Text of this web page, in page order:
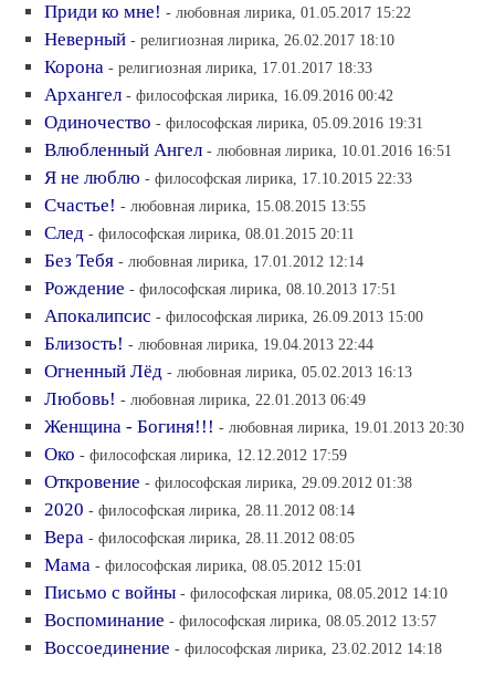
Приди ко мне! - любовная лирика, 01.05.2017 15:22
Неверный - религиозная лирика, 26.02.2017 18:10
Корона - религиозная лирика, 17.01.2017 18:33
Архангел - философская лирика, 16.09.2016 00:42
Одиночество - философская лирика, 05.09.2016 19:31
Влюбленный Ангел - любовная лирика, 10.01.2016 16:51
Я не люблю - философская лирика, 17.10.2015 22:33
Счастье! - любовная лирика, 15.08.2015 13:55
След - философская лирика, 08.01.2015 20:11
Без Тебя - любовная лирика, 17.01.2012 12:14
Рождение - философская лирика, 08.10.2013 17:51
Апокалипсис - философская лирика, 26.09.2013 15:00
Близость! - любовная лирика, 19.04.2013 22:44
Огненный Лёд - любовная лирика, 05.02.2013 16:13
Любовь! - любовная лирика, 22.01.2013 06:49
Женщина - Богиня!!! - любовная лирика, 19.01.2013 20:30
Око - философская лирика, 12.12.2012 17:59
Откровение - философская лирика, 29.09.2012 01:38
2020 - философская лирика, 28.11.2012 08:14
Вера - философская лирика, 28.11.2012 08:05
Мама - философская лирика, 08.05.2012 15:01
Письмо с войны - философская лирика, 08.05.2012 14:10
Воспоминание - философская лирика, 08.05.2012 13:57
Воссоединение - философская лирика, 23.02.2012 14:18